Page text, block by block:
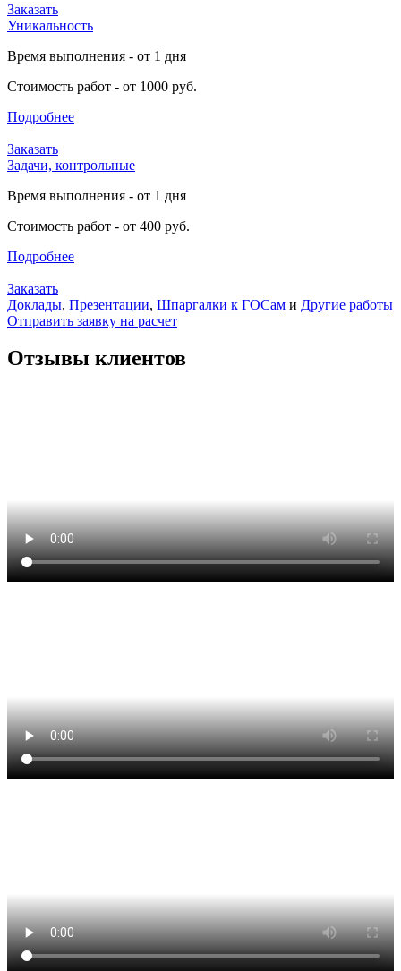
Заказать
Уникальность
Время выполнения - от 1 дня
Стоимость работ - от 1000 руб.
Подробнее
Заказать
Задачи, контрольные
Время выполнения - от 1 дня
Стоимость работ - от 400 руб.
Подробнее
Заказать
Доклады, Презентации, Шпаргалки к ГОСам и Другие работы
Отправить заявку на расчет
Отзывы клиентов